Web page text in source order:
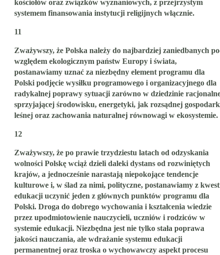
kościołów oraz związków wyznaniowych, z przejrzystym
systemem finansowania instytucji religijnych włącznie.
11
Zważywszy, że Polska należy do najbardziej zaniedbanych
względem ekologicznym państw Europy i świata,
postanawiamy uznać za niezbędny element programu dla
Polski podjęcie wysiłku programowego i organizacyjnego dla
radykalnej poprawy sytuacji zarówno w dziedzinie
sprzyjającej środowisku, energetyki, jak rozsądnej
leśnej oraz zachowania naturalnej równowagi w ekosystemie.
12
Zważywszy, że po prawie trzydziestu latach od odzyskania
wolności Polskę wciąż dzieli daleki dystans od rozwiniętych
krajów, a jednocześnie narastają niepokojące tendencje
kulturowe i, w ślad za nimi, polityczne, postanawiamy z
edukacji uczynić jeden z głównych punktów programu dla
Polski. Droga do dobrego wychowania i kształcenia wiedzie
przez upodmiotowienie nauczycieli, uczniów i rodziców w
systemie edukacji. Niezbędna jest nie tylko stała poprawa
jakości nauczania, ale wdrażanie systemu edukacji
permanentnej oraz troska o wychowawczy aspekt procesu